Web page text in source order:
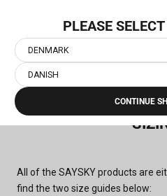
indhold
Hjem
All of the SAYSKY products are
find the two size guides below:
PLEASE
DENMARK
DANISH
CONTINUE